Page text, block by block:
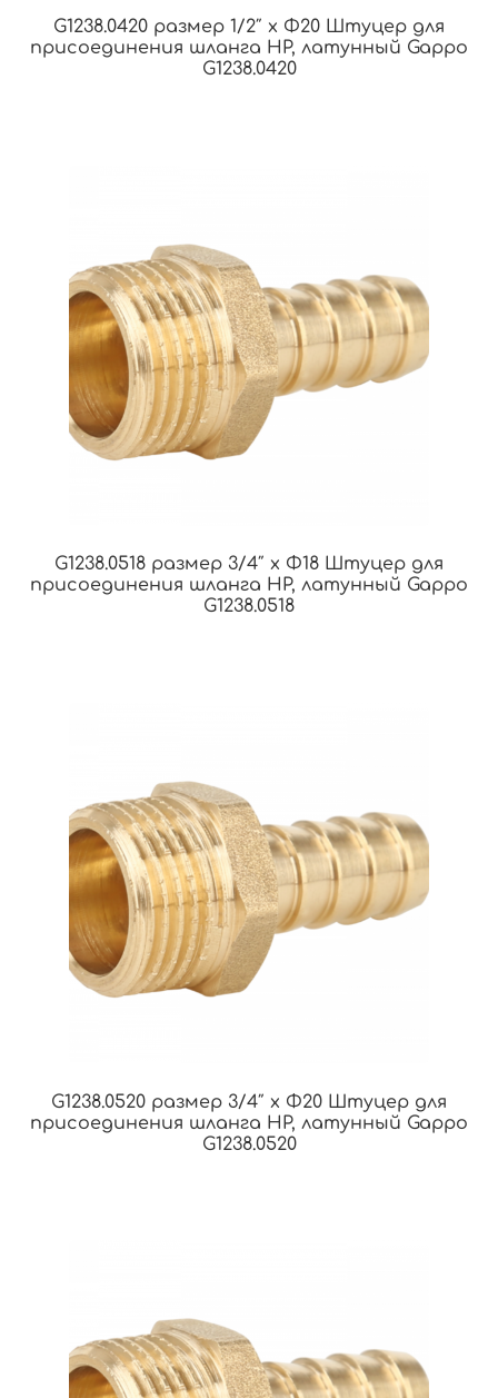
G1238.0420 размер 1/2″ x Φ20 Штуцер для
присоединения шланга НР, латунный Gappo
G1238.0420
G1238.0518 размер 3/4″ x Φ18 Штуцер для
присоединения шланга НР, латунный Gappo
G1238.0518
G1238.0520 размер 3/4″ x Φ20 Штуцер для
присоединения шланга НР, латунный Gappo
G1238.0520